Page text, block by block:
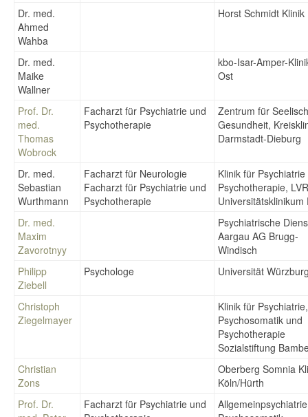
Dr. med.
Ahmed
Wahba
Horst Schmidt Klinik
Dr. med.
Maike
Wallner
kbo-Isar-Amper-
Ost
Prof. Dr.
med.
Thomas
Wobrock
Facharzt für Psychiatrie und
Psychotherapie
Zentrum für
Gesundheit,
Darmstadt-Dieburg
Dr. med.
Sebastian
Wurthmann
Facharzt für Neurologie
Facharzt für Psychiatrie und
Psychotherapie
Klinik für
Psychotherapie,
Universitätsklinikum
Dr. med.
Maxim
Zavorotnyy
Psychiatrische
Aargau AG Brugg-
Windisch
Philipp
Ziebell
Psychologe Universität
Christoph
Ziegelmayer
Klinik für Psychiatrie,
Psychosomatik und
Psychotherapie
Sozialstiftung
Christian
Zons
Oberberg Somnia
Köln/Hürth
Prof. Dr.
Facharzt für Psychiatrie und